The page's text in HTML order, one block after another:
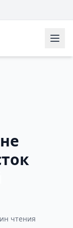
чтения